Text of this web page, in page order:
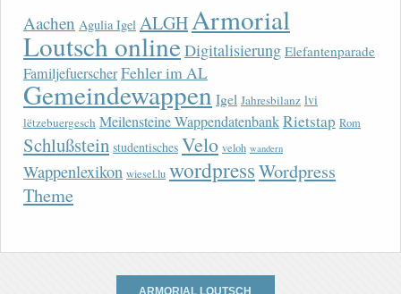
Aachen Agulia Igel ALGH Armorial
Loutsch onlineDigitalisierung Elefantenparade
FamiljefuerscherFehler im AL
Gemeindewappen Igel Jahresbilanz lvi
lëtzebuergesch Meilensteine WappendatenbankRietstap Rom
Schlußstein studentisches Velo veloh wandern
Wappenlexikon wiesel.lu wordpressWordpress
Theme
ARMORIAL LOUTSCH